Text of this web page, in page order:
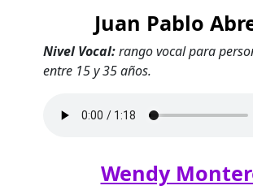
Juan Pablo
Nivel Vocal:rango vocal para
entre 15 y 35 años.
Wendy